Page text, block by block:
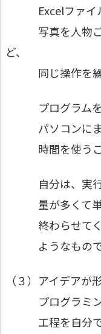
Excelファイル
写真を人物ご
ど、
同じ操作を繰
プログラムを
パソコンにま
時間を使うこ
自分は、実行
量が多くて単
終わらせてく
ようなもので
（３）アイデアが
プログラミン
工程を自分で